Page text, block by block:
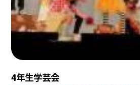
4年生学芸会